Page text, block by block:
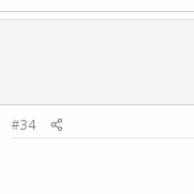
#34